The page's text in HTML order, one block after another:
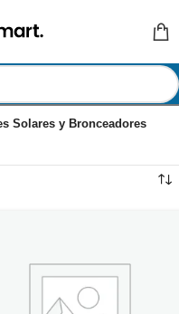
Solares y Bronceadores